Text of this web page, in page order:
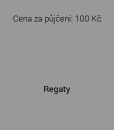
Cena za půjčení: 100 Kč
Regaty